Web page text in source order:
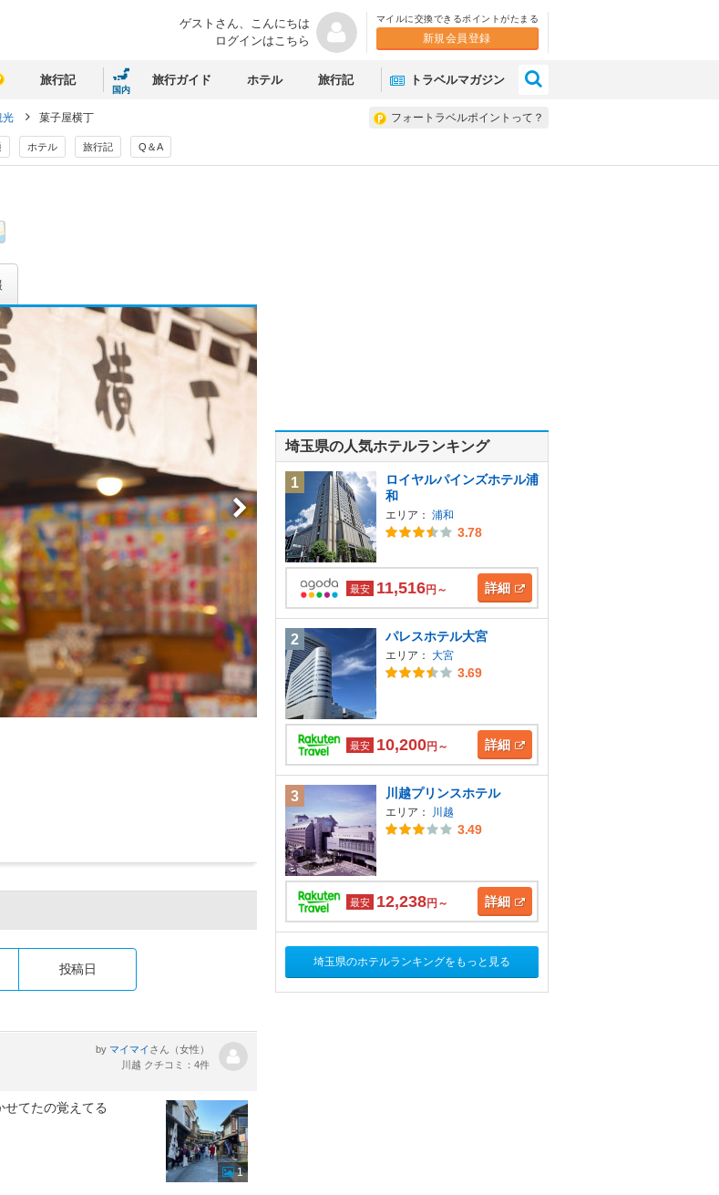
ゲストさん、 こんにちは
ログインはこちら
マイルに交換できるポイントがたまる
新規会員登録
旅行記
国内
旅行ガイド ホテル 旅行記 トラベルマガジン
フォートラベルポイントって？
光 菓子屋横丁
ホテル 旅行記 Q＆A
投稿日
by マイマイ さん（女性）
川越 クチコミ：4件
てたの覚えてる
1
埼玉県の人気ホテルランキング
1
ロイヤルパインズホテル浦
和
エリア： 浦和
3.78
最安 11,516円～ 詳細
2 パレスホテル大宮
エリア： 大宮
3.69
最安 10,200円～ 詳細
3 川越プリンスホテル
エリア： 川越
3.49
最安 12,238円～ 詳細
埼玉県のホテルランキングをもっと見る